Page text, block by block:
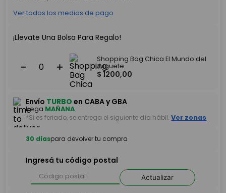
Ver todos los medios de pago
¡Llevate Una Bolsa Para Regalo!
＋
－
Shopping Bag Chica El Mundo del
Juguete
$ 1200,00
Envío TURBO en CABA y GBA
Llega MAÑANA
*Si es feriado, se entrega el siguiente día hábil. Ver zonas
30 díaspara devolver tu compra
Ingresá tu código postal
Actualizar